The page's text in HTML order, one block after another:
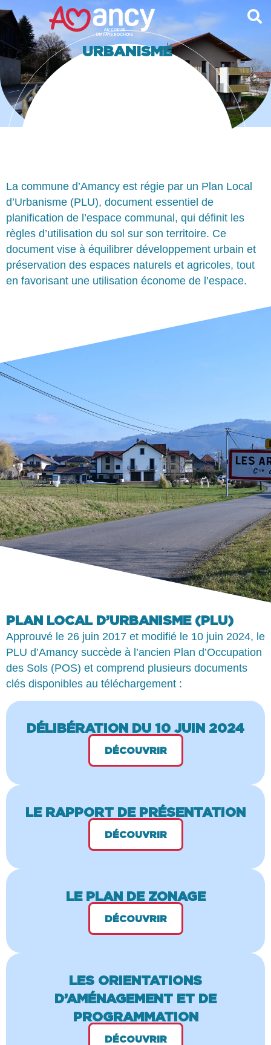
principal
URBANISME
La commune d’Amancy est régie par un Plan Local
d’Urbanisme (PLU), document essentiel de
planification de l’espace communal, qui définit les
règles d’utilisation du sol sur son territoire. Ce
document vise à équilibrer développement urbain et
préservation des espaces naturels et agricoles, tout
en favorisant une utilisation économe de l’espace.
PLAN LOCAL D’URBANISME (PLU)
Approuvé le 26 juin 2017 et modifié le 10 juin 2024, le
PLU d’Amancy succède à l’ancien Plan d’Occupation
des Sols (POS) et comprend plusieurs documents
clés disponibles au téléchargement :
DÉLIBÉRATION DU 10 JUIN 2024
DÉCOUVRIR
LE RAPPORT DE PRÉSENTATION
DÉCOUVRIR
LE PLAN DE ZONAGE
DÉCOUVRIR
LES ORIENTATIONS
D’AMÉNAGEMENT ET DE
PROGRAMMATION
DÉCOUVRIR